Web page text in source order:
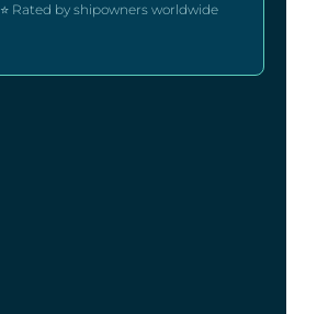
⭐ Rated by shipowners worldwide